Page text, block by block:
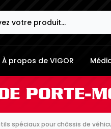
À propos de VIGOR
PORTE-
spéciaux pour châssis de